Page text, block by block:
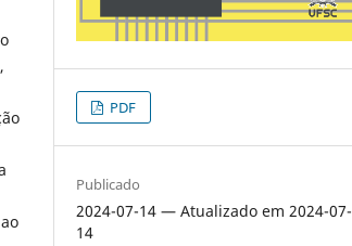
PDF
Publicado
2024-07-14 — Atualizado em 2024-07-
14